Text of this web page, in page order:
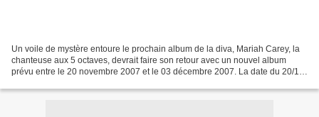
Un voile de mystère entoure le prochain album de la diva, Mariah Carey, la
chanteuse aux 5 octaves, devrait faire son retour avec un nouvel album
prévu entre le 20 novembre 2007 et le 03 décembre 2007. La date du 20/11